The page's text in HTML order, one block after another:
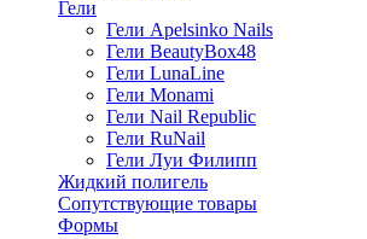
Гели
Гели Apelsinko Nails
Гели BeautyBox48
Гели LunaLine
Гели Monami
Гели Nail Republic
Гели RuNail
Гели Луи Филипп
Жидкий полигель
Сопутствующие товары
Формы